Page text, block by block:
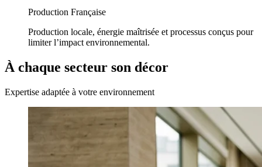
Production Française
Production locale, énergie maîtrisée et processus conçus pour
limiter l’impact environnemental.
À chaque secteur son décor
Expertise adaptée à votre environnement